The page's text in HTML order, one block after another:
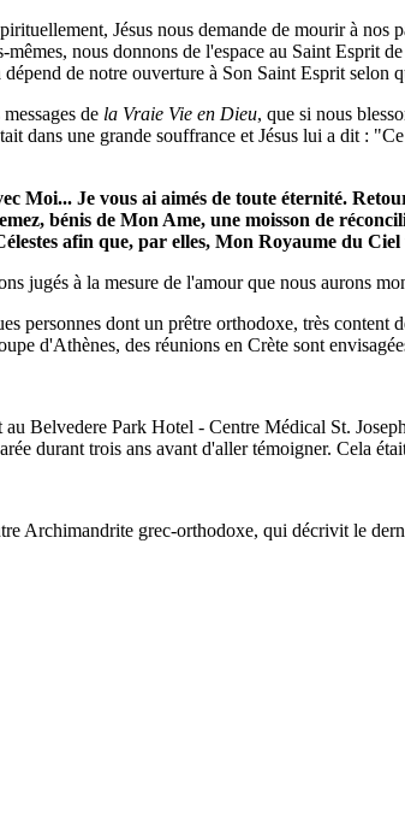
Jésus nous demande de mourir à
nous donnons de l'espace au Saint Esprit
de notre ouverture à Son Saint Esprit selon
de la Vraie Vie en Dieu, que si nous
dans une grande souffrance et Jésus lui a dit :
Moi... Je vous ai aimés de toute éternité.
bénis de Mon Ame, une moisson de
afin que, par elles, Mon Royaume du Ciel
jugés à la mesure de l'amour que nous aurons
personnes dont un prêtre orthodoxe, très
d'Athènes, des réunions en Crète sont
au Belvedere Park Hotel - Centre Médical St.
durant trois ans avant d'aller témoigner. Cela
Archimandrite grec-orthodoxe, qui décrivit le